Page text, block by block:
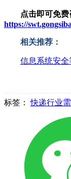
点击即可免费
https://
相关推荐：
信息系统安全
标签：快递行业